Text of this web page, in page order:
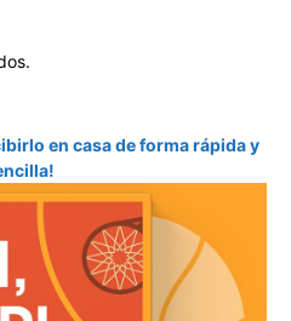
en casa de forma rápida y